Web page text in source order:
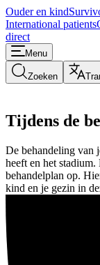
Ouder en kind
International patients
direct
Menu
Zoeken
Tijdens de
De behandeling van
heeft en het
behandelplan op.
kind en je gezin in